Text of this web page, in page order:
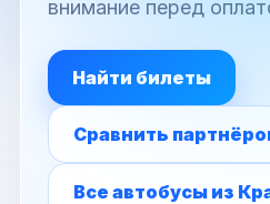
внимание перед
Найти билеты
Сравнить
Все автобусы из